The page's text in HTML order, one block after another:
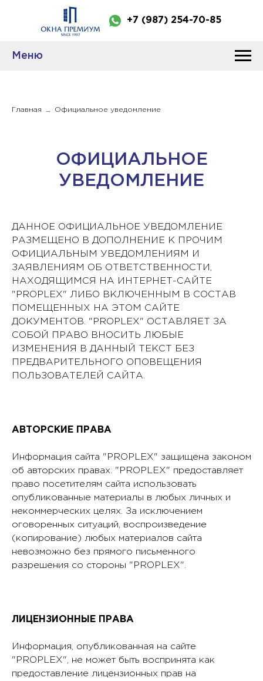
+7 (987) 254-70-85
Меню
Главная → Официальное уведомление
ОФИЦИАЛЬНОЕ
УВЕДОМЛЕНИЕ
ДАННОЕ ОФИЦИАЛЬНОЕ УВЕДОМЛЕНИЕ
РАЗМЕЩЕНО В ДОПОЛНЕНИЕ К ПРОЧИМ
ОФИЦИАЛЬНЫМ УВЕДОМЛЕНИЯМ И
ЗАЯВЛЕНИЯМ ОБ ОТВЕТСТВЕННОСТИ,
НАХОДЯЩИМСЯ НА ИНТЕРНЕТ-САЙТЕ
"PROPLEX" ЛИБО ВКЛЮЧЕННЫМ В СОСТАВ
ПОМЕЩЕННЫХ НА ЭТОМ САЙТЕ
ДОКУМЕНТОВ. "PROPLEX" ОСТАВЛЯЕТ ЗА
СОБОЙ ПРАВО ВНОСИТЬ ЛЮБЫЕ
ИЗМЕНЕНИЯ В ДАННЫЙ ТЕКСТ БЕЗ
ПРЕДВАРИТЕЛЬНОГО ОПОВЕЩЕНИЯ
ПОЛЬЗОВАТЕЛЕЙ САЙТА.
АВТОРСКИЕ ПРАВА
Информация сайта "PROPLEX" защищена законом
об авторских правах. "PROPLEX" предоставляет
право посетителям сайта использовать
опубликованные материалы в любых личных и
некоммерческих целях. За исключением
оговоренных ситуаций, воспроизведение
(копирование) любых материалов сайта
невозможно без прямого письменного
разрешения со стороны "PROPLEX".
ЛИЦЕНЗИОННЫЕ ПРАВА
Информация, опубликованная на сайте
"PROPLEX", не может быть воспринята как
предоставление лицензионных прав на